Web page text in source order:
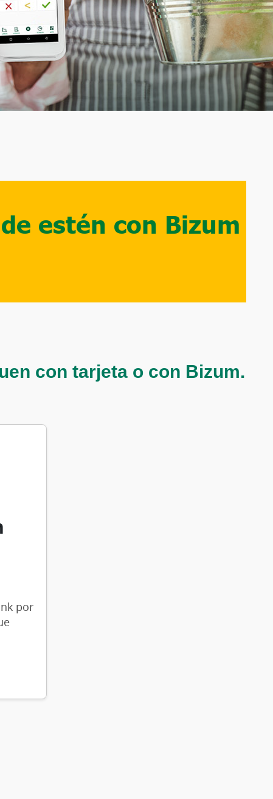
estén con Bizum
con tarjeta o con Bizum.
por